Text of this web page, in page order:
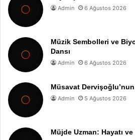
Admin 6 Ağustos 2026
Müzik Sembolleri ve
Dansı
Admin 6 Ağustos 2026
Müsavat
Admin 5 Ağustos 2026
Müjde Uzman: Hayatı